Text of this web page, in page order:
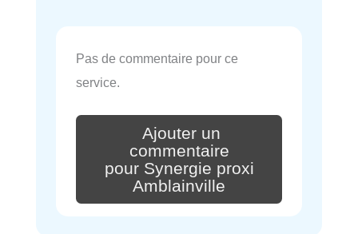
Pas de commentaire pour ce
service.
Ajouter un
commentaire
pour Synergie proxi
Amblainville